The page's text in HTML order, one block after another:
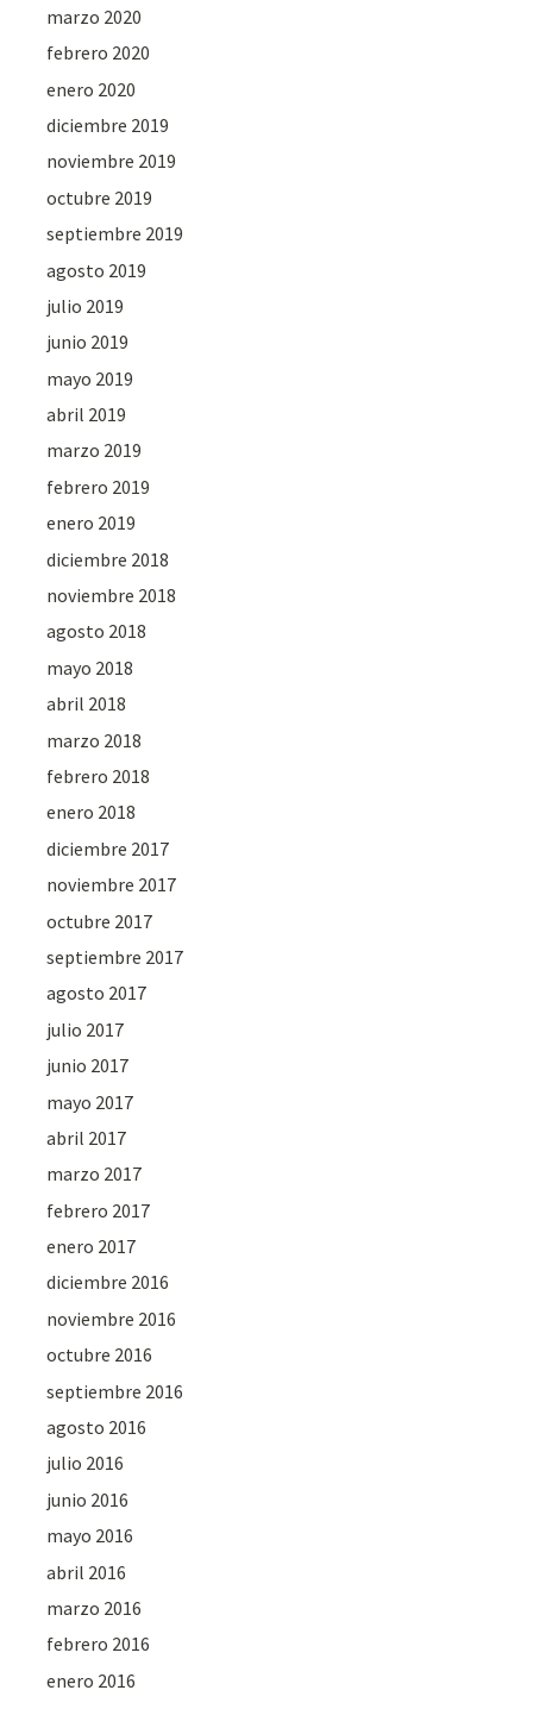
marzo 2020
febrero 2020
enero 2020
diciembre 2019
noviembre 2019
octubre 2019
septiembre 2019
agosto 2019
julio 2019
junio 2019
mayo 2019
abril 2019
marzo 2019
febrero 2019
enero 2019
diciembre 2018
noviembre 2018
agosto 2018
mayo 2018
abril 2018
marzo 2018
febrero 2018
enero 2018
diciembre 2017
noviembre 2017
octubre 2017
septiembre 2017
agosto 2017
julio 2017
junio 2017
mayo 2017
abril 2017
marzo 2017
febrero 2017
enero 2017
diciembre 2016
noviembre 2016
octubre 2016
septiembre 2016
agosto 2016
julio 2016
junio 2016
mayo 2016
abril 2016
marzo 2016
febrero 2016
enero 2016